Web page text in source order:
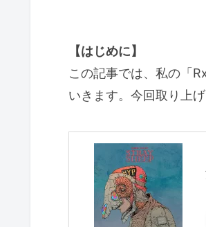
【はじめに】
この記事では、私の「
いきます。今回取り上げ